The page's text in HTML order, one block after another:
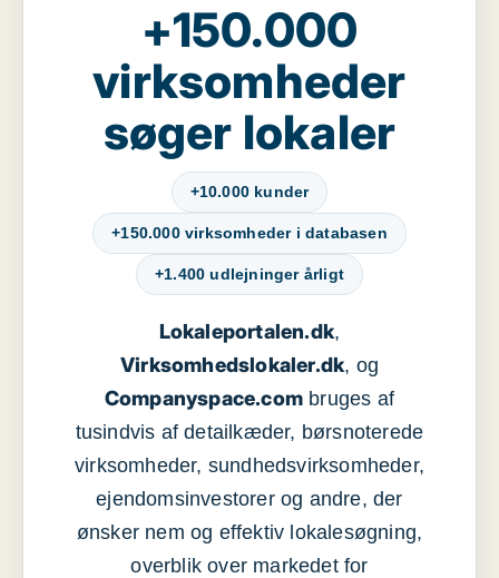
+150.000
virksomheder
søger lokaler
+10.000 kunder
+150.000 virksomheder i databasen
+1.400 udlejninger årligt
Lokaleportalen.dk,
Virksomhedslokaler.dk, og
Companyspace.com bruges af
tusindvis af detailkæder, børsnoterede
virksomheder, sundhedsvirksomheder,
ejendomsinvestorer og andre, der
ønsker nem og effektiv lokalesøgning,
overblik over markedet for